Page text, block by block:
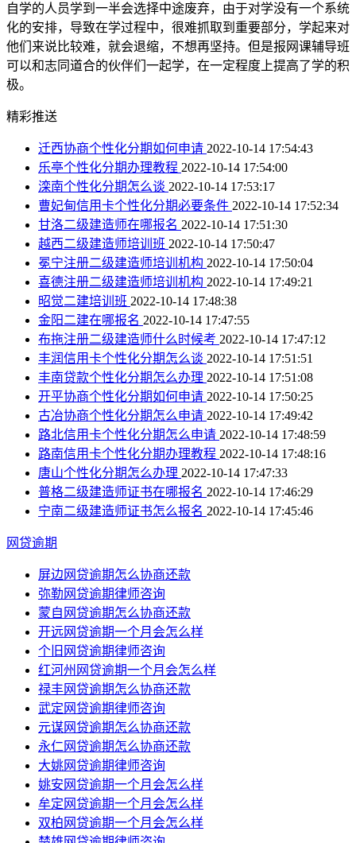
自学的人员学到一半会选择中途废弃，由于对学没有一个系统
化的安排，导致在学过程中，很难抓取到重要部分，学起来对
他们来说比较难，就会退缩，不想再坚持。但是报网课辅导班
可以和志同道合的伙伴们一起学，在一定程度上提高了学的积
极。
精彩推送
迁西协商个性化分期如何申请 2022-10-14 17:54:43
乐亭个性化分期办理教程 2022-10-14 17:54:00
滦南个性化分期怎么谈 2022-10-14 17:53:17
曹妃甸信用卡个性化分期必要条件 2022-10-14 17:52:34
甘洛二级建造师在哪报名 2022-10-14 17:51:30
越西二级建造师培训班 2022-10-14 17:50:47
冕宁注册二级建造师培训机构 2022-10-14 17:50:04
喜德注册二级建造师培训机构 2022-10-14 17:49:21
昭觉二建培训班 2022-10-14 17:48:38
金阳二建在哪报名 2022-10-14 17:47:55
布拖注册二级建造师什么时候考 2022-10-14 17:47:12
丰润信用卡个性化分期怎么谈 2022-10-14 17:51:51
丰南贷款个性化分期怎么办理 2022-10-14 17:51:08
开平协商个性化分期如何申请 2022-10-14 17:50:25
古冶协商个性化分期怎么申请 2022-10-14 17:49:42
路北信用卡个性化分期怎么申请 2022-10-14 17:48:59
路南信用卡个性化分期办理教程 2022-10-14 17:48:16
唐山个性化分期怎么办理 2022-10-14 17:47:33
普格二级建造师证书在哪报名 2022-10-14 17:46:29
宁南二级建造师证书怎么报名 2022-10-14 17:45:46
网贷逾期
屏边网贷逾期怎么协商还款
弥勒网贷逾期律师咨询
蒙自网贷逾期怎么协商还款
开远网贷逾期一个月会怎么样
个旧网贷逾期律师咨询
红河州网贷逾期一个月会怎么样
禄丰网贷逾期怎么协商还款
武定网贷逾期律师咨询
元谋网贷逾期怎么协商还款
永仁网贷逾期怎么协商还款
大姚网贷逾期律师咨询
姚安网贷逾期一个月会怎么样
牟定网贷逾期一个月会怎么样
双柏网贷逾期一个月会怎么样